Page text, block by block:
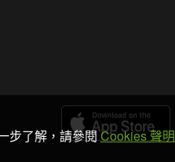
步了解，請參閱Cookies 聲明